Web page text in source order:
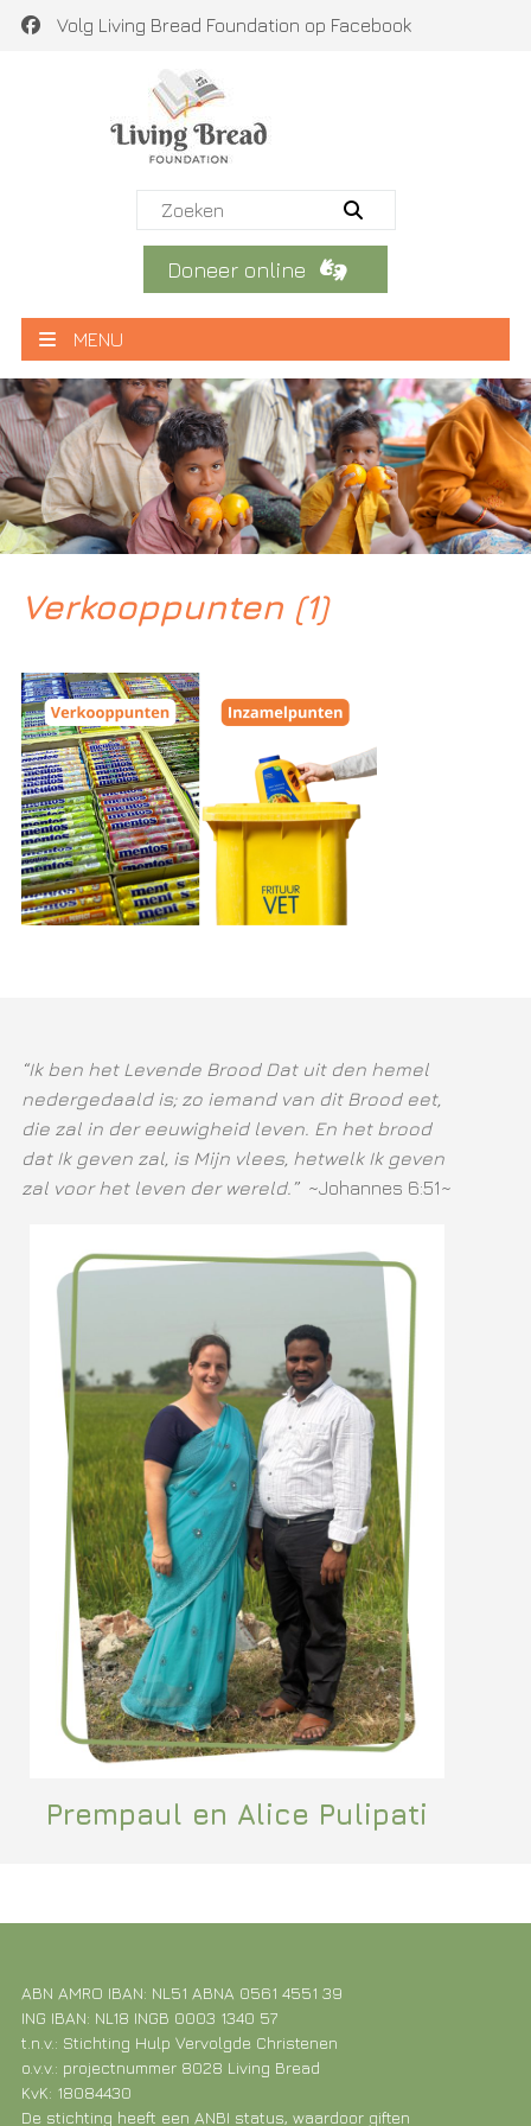
Volg Living Bread Foundation op Facebook
Doneer online
MENU
Verkooppunten (1)
“Ik ben het Levende Brood Dat uit den hemel
nedergedaald is; zo iemand van dit Brood eet,
die zal in der eeuwigheid leven. En het brood
dat Ik geven zal, is Mijn vlees, hetwelk Ik geven
zal voor het leven der wereld.” ~Johannes 6:51~
Prempaul en Alice Pulipati
ABN AMRO IBAN: NL51 ABNA 0561 4551 39
ING IBAN: NL18 INGB 0003 1340 57
t.n.v.: Stichting Hulp Vervolgde Christenen
o.v.v.: projectnummer 8028 Living Bread
KvK: 18084430
De stichting heeft een ANBI status, waardoor giften